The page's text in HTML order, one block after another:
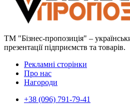
ТМ "Бізнес-пропозиція" –
презентації підприємств та товарів.
Рекламні сторінки
Про нас
Нагороди
+38 (096) 791-79-41